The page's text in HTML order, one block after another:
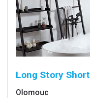
Long Story Short
Olomouc